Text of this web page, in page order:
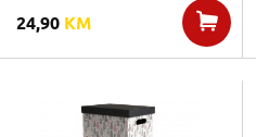
24,90 KM